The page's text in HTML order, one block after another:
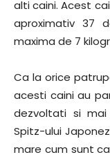
alti caini. Acest
aproximativ 37
maxima de 7
Ca la orice
acesti caini au
dezvoltati si
Spitz-ului
mare cum sunt